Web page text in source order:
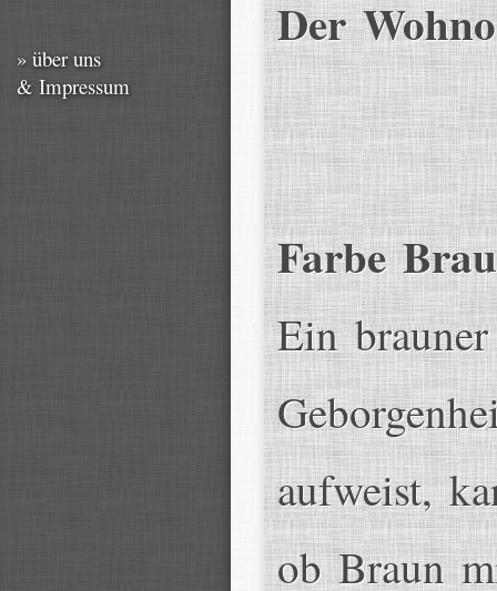
» über uns
& Impressum
Der
Farbe
Ein
aufweist,
ob Braun